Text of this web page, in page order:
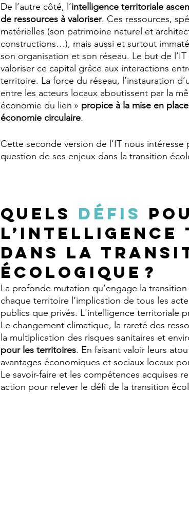
De l’autre côté, l’intelligence territoriale
de ressources à valoriser. Ces ressources,
matérielles (son patrimoine naturel et
constructions…), mais aussi et surtout
son organisation et son réseau. Le but de
valoriser ce capital grâce aux interactions
territoire. La force du réseau, l’instauration
entre les acteurs locaux aboutissent par la
économie du lien » propice à la mise en
économie circulaire.
Cette seconde version de l’IT nous
question de ses enjeux dans la transition
Quels défis
dans la
écologique ?
La profonde mutation qu’engage la
chaque territoire l’implication de tous les
publics que privés. L'intelligence territoriale
Le changement climatique, la rareté des
la multiplication des risques sanitaires et
pour les territoires. En faisant valoir leurs
avantages économiques et sociaux locaux
Le savoir-faire et les compétences acquises
action pour relever le défi de la transition